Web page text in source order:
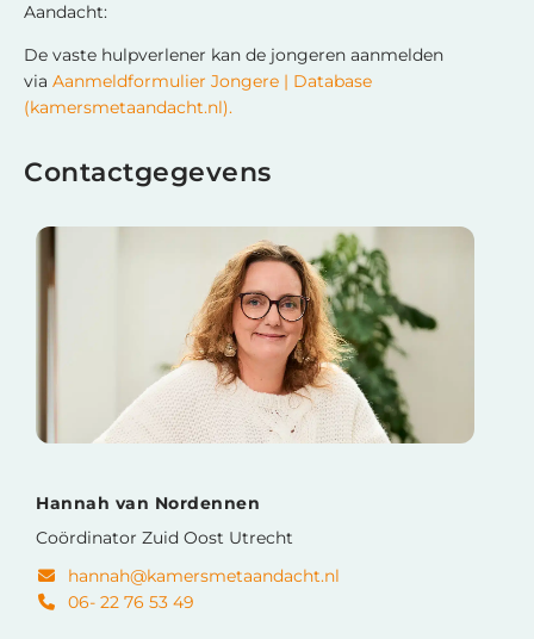
Aandacht:
De vaste hulpverlener kan de jongeren aanmelden
via Aanmeldformulier Jongere | Database
(kamersmetaandacht.nl).
Contactgegevens
Hannah van Nordennen
Coördinator Zuid Oost Utrecht
hannah@kamersmetaandacht.nl
06- 22 76 53 49